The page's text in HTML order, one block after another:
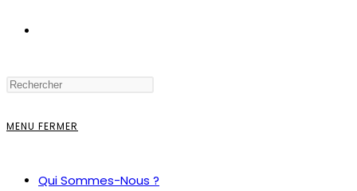
MENU FERMER
Qui Sommes-Nous ?